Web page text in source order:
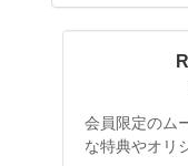
会員限定のム
な特典やオリ